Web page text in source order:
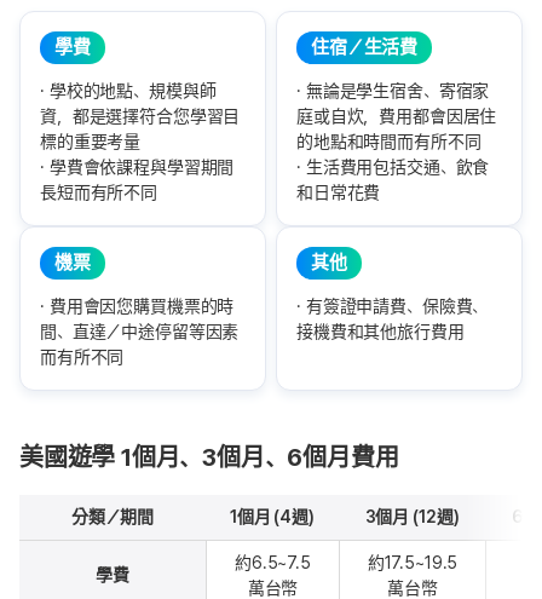
學費
學校的地點、規模與師
資，都是選擇符合您學習目
標的重要考量
學費會依課程與學習期間
長短而有所不同
住宿／生活費
無論是學生宿舍、寄宿家
庭或自炊，費用都會因居住
的地點和時間而有所不同
生活費用包括交通、飲食
和日常花費
機票
費用會因您購買機票的時
間、直達／中途停留等因素
而有所不同
其他
有簽證申請費、保險費、
接機費和其他旅行費用
美國遊學 1個月、3個月、6個月費用
分類／期間 1個月 (4週) 3個月 (12週) 6
學費
約6.5~7.5
萬台幣
約17.5~19.5
萬台幣